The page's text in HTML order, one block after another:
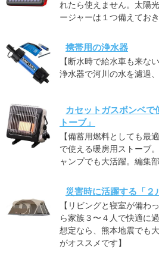
れたら使えません。太陽
ージャーは１つ備えてお
携帯用の浄水器
【断水時で給水車も来な
浄水器で河川の水を濾過
カセットガスボンベ
トーブ」
【備蓄用燃料としても最
で使える暖房用ストーブ
ャンプでも大活躍。編集
災害時に活躍する「２
【リビングと寝室が備わ
ら家族３〜４人で快適に
想定なら、熊本地震でも
がオススメです】